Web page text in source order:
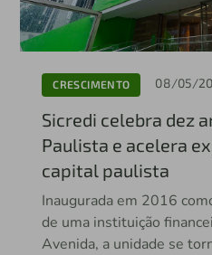
CRESCIMENTO 08/05/
Sicredi celebra dez
Paulista e acelera
capital paulista
Inaugurada em 2016
de uma instituição
Avenida, a unidade se